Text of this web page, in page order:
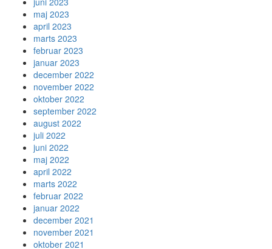
maj 2023
april 2023
marts 2023
februar 2023
januar 2023
december 2022
november 2022
oktober 2022
september 2022
august 2022
juli 2022
juni 2022
maj 2022
april 2022
marts 2022
februar 2022
januar 2022
december 2021
november 2021
oktober 2021